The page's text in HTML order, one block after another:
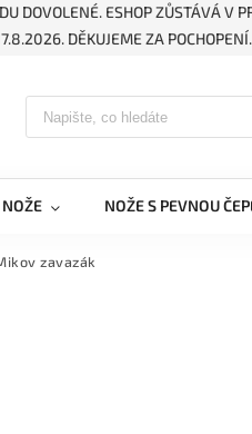
DOVOLENÉ. ESHOP ZŮSTÁVÁ V
DĚKUJEME ZA
NOŽE S PEVNOU
zavazák